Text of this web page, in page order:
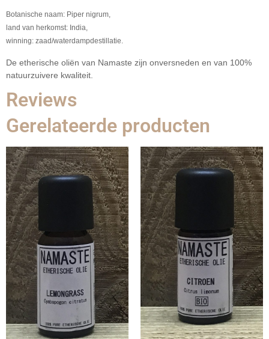
Botanische naam: Piper nigrum,
land van herkomst: India,
winning: zaad/waterdampdestillatie.
De etherische oliën van Namaste zijn onversneden en van 100%
natuurzuivere kwaliteit.
Reviews
Gerelateerde producten